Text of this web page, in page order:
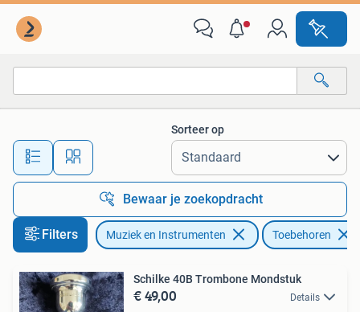
Alle afstanden…
Sorteer op
Bewaar je zoekopdracht
Filters Muziek en Instrumenten Toebehoren
Schilke 40B Trombone Mondstuk
€ 49,00 Details